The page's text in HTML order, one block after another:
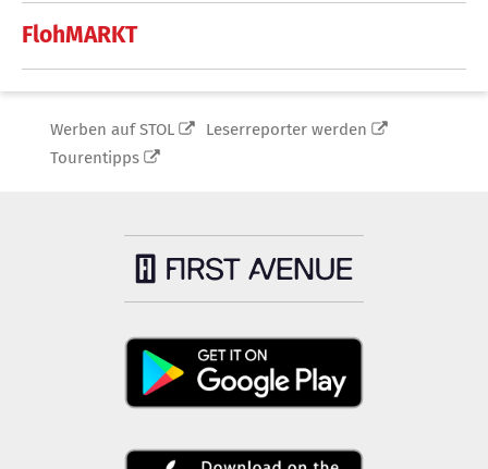
FlohMARKT
Werben auf STOL
Leserreporter werden
Tourentipps